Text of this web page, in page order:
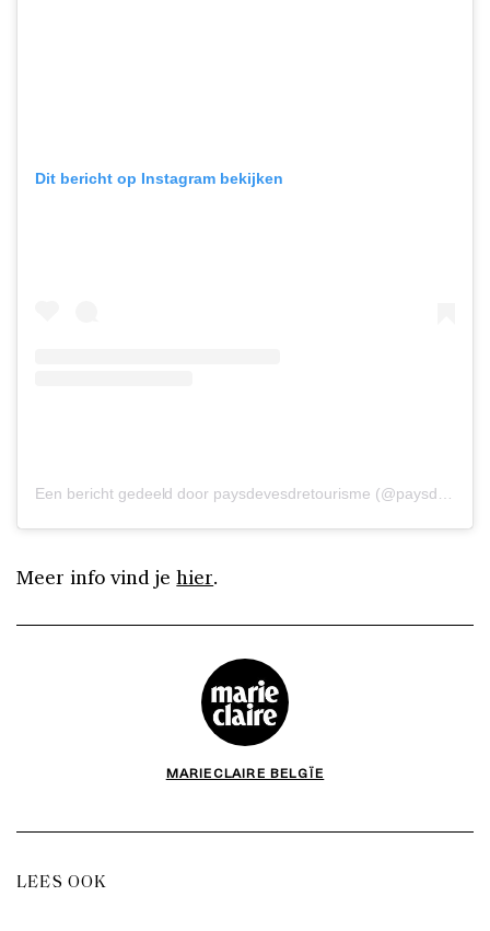
Dit bericht op Instagram bekijken
Een bericht gedeeld door paysdevesdretourisme (@paysdevesdre)
Meer info vind jehier.
MARIECLAIRE BELGÏE
LEES OOK